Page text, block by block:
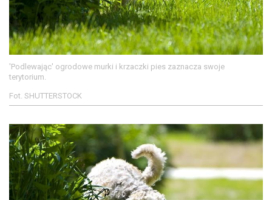
'Podlewając' ogrodowe murki i krzaczki pies zaznacza swoje
terytorium.
Fot. SHUTTERSTOCK